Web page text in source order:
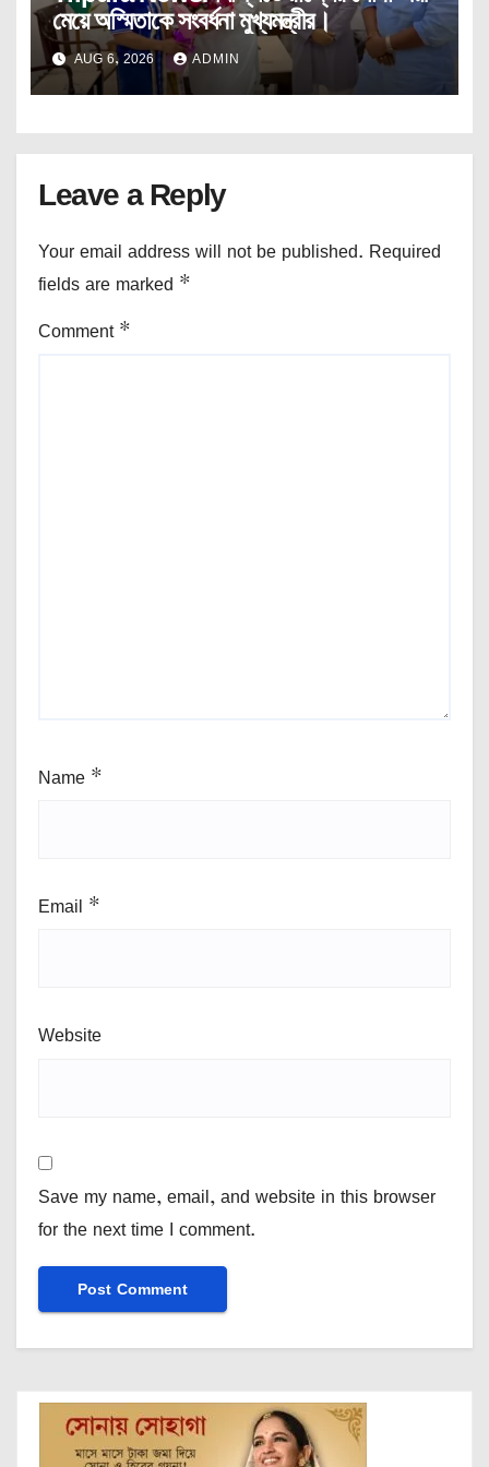
মেয়ে অস্মিতাকে সংবর্ধনা মুখ্যমন্ত্রীর।
AUG 6, 2026 ADMIN
Leave a Reply
Your email address will not be published. Required
fields are marked *
Comment *
Name *
Email *
Website
Save my name, email, and website in this browser
for the next time I comment.